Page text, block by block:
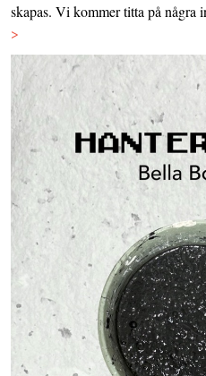
skapas. Vi kommer titta på
>